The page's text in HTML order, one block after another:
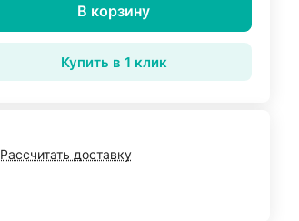
В корзину
Купить в 1 клик
Рассчитать доставку